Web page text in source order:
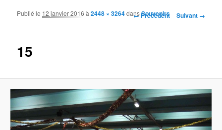
Navigation des images
← Précédent Suivant →
15
Publié le 12 janvier 2016 à2448 × 3264dansSouvenirs